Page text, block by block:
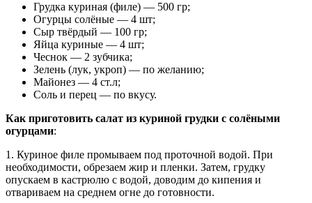
Грудка куриная (филе) — 500 гр;
Огурцы солёные — 4 шт;
Сыр твёрдый — 100 гр;
Яйца куриные — 4 шт;
Чеснок — 2 зубчика;
Зелень (лук, укроп) — по желанию;
Майонез — 4 ст.л;
Соль и перец — по вкусу.
Как приготовить салат из куриной грудки с солёными
огурцами:
1. Куриное филе промываем под проточной водой. При
необходимости, обрезаем жир и пленки. Затем, грудку
опускаем в кастрюлю с водой, доводим до кипения и
отвариваем на среднем огне до готовности.